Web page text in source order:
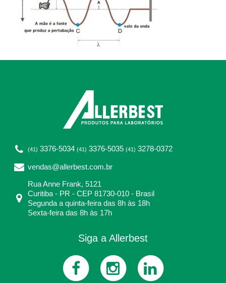
(41) 3376-5034 (41) 3376-5035 (41) 3278-0372
vendas@allerbest.com.br
Rua Anne Frank, 5121
Curitiba - PR - CEP 81730-010 - Brasil
Segunda a quinta-feira das 8h às 18h
Sexta-feira das 8h às 17h
Siga a Allerbest